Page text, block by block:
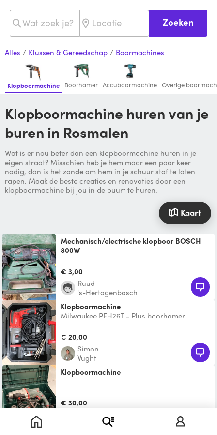
Zoeken
Alles / Klussen & Gereedschap / Boormachines
Klopboormachine Boorhamer Accuboormachine Overige
Klopboormachine huren van je
buren in Rosmalen
Wat is er nou beter dan een klopboormachine huren in je
eigen straat? Misschien heb je hem maar een paar keer
nodig, dan is het zonde om hem in je schuur stof te laten
rapen. Maak de beste creaties en renovaties door een
klopboormachine bij jou in de buurt te huren.
Kaart
mechanisch/electrische klopboor BOSCH
800W
de muur; geen beton daar heb ik een
pneumatische boorhamer
€ 3,00
Ruud
's-Hertogenbosch
Klopboormachine
Milwaukee PFH26T - Plus boorhamer
€50
€ 20,00
Simon
Vught
Klopboormachine
€ 30,00
's-Hertogenbosch